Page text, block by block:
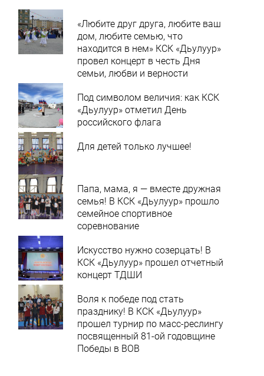
«Любите друг друга, любите ваш
дом, любите семью, что
находится в нем» КСК «Дьулуур»
провел концерт в честь Дня
семьи, любви и верности
Под символом величия: как КСК
«Дьулуур» отметил День
российского флага
Для детей только лучшее!
Папа, мама, я — вместе дружная
семья! В КСК «Дьулуур» прошло
семейное спортивное
соревнование
Искусство нужно созерцать! В
КСК «Дьулуур» прошел отчетный
концерт ТДШИ
Воля к победе под стать
празднику! В КСК «Дьулуур»
прошел турнир по масс-реслингу
посвященный 81-ой годовщине
Победы в ВОВ